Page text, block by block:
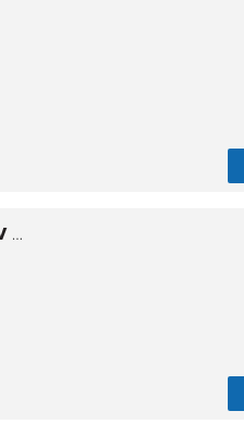
Vinkel 90° utv/inv MS 1/8"